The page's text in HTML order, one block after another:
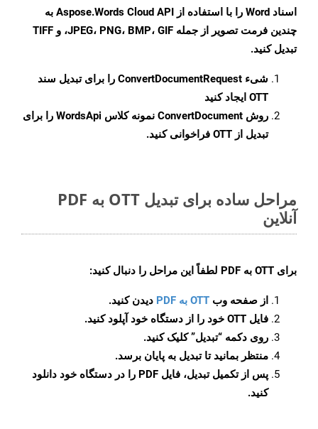
اسناد Word را با استفاده از Aspose.Words Cloud API به
چندین فرمت تصویر از جمله JPEG، PNG، BMP، GIF، و TIFF
تبدیل کنید.
شیء ConvertDocumentRequest را برای تبدیل سند
OTT ایجاد کنید
روش ConvertDocument
نمونه کلاس WordsApi را برای
تبدیل از OTT فراخوانی کنید.
مراحل ساده برای تبدیل OTT به PDF
آنلاین
برای OTT به PDF لطفاً این مراحل را دنبال کنید:
از صفحه وب OTT به PDF
دیدن کنید.
فایل OTT خود را از دستگاه خود آپلود کنید.
روی دکمه “تبدیل”کلیک کنید.
منتظر بمانید تا تبدیل به پایان برسد.
پس از تکمیل تبدیل، فایل PDF را در دستگاه خود دانلود
کنید.